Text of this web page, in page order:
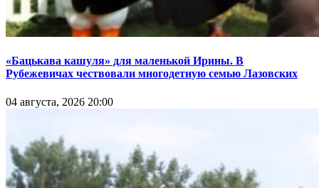
«Бацькава кашуля» для маленькой Ирины. В
Рубежевичах чествовали многодетную семью Лазовских
04 августа, 2026 20:00